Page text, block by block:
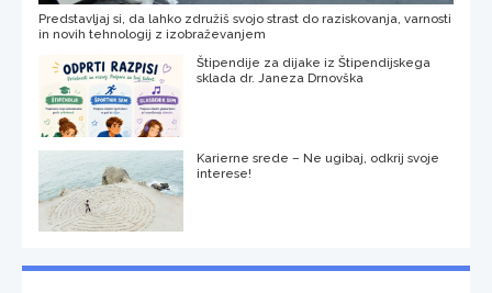
Predstavljaj si, da lahko združiš svojo strast do raziskovanja, varnosti
in novih tehnologij z izobraževanjem
Štipendije za dijake iz Štipendijskega
sklada dr. Janeza Drnovška
Karierne srede – Ne ugibaj, odkrij svoje
interese!